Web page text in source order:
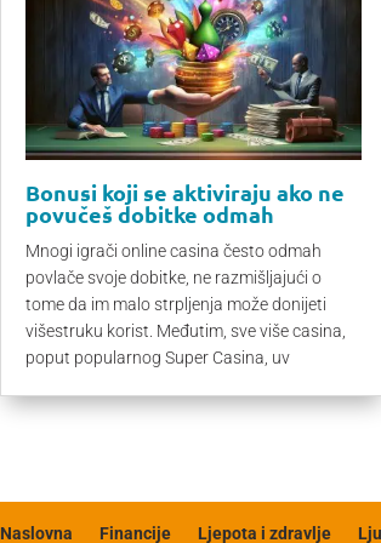
Bonusi koji se aktiviraju ako ne
povučeš dobitke odmah
Mnogi igrači online casina često odmah
povlače svoje dobitke, ne razmišljajući o
tome da im malo strpljenja može donijeti
višestruku korist. Međutim, sve više casina,
poput popularnog Super Casina, uv
Naslovna Financije Ljepota i zdravlje